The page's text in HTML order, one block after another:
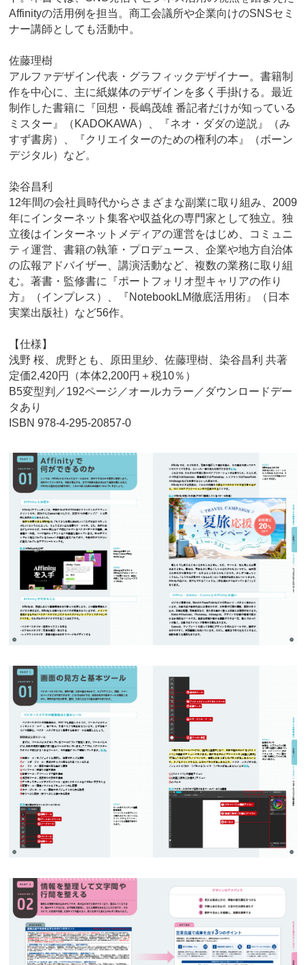
Affinityの活用例を担当。商工会議所や企業向けのSNSセミ
ナー講師としても活動中。
佐藤理樹
アルファデザイン代表・グラフィックデザイナー。書籍制
作を中心に、主に紙媒体のデザインを多く手掛ける。最近
制作した書籍に『回想・長嶋茂雄 番記者だけが知っている
ミスター』（KADOKAWA）、『ネオ・ダダの逆説』（み
すず書房）、『クリエイターのための権利の本』（ボーン
デジタル）など。
染谷昌利
12年間の会社員時代からさまざまな副業に取り組み、2009
年にインターネット集客や収益化の専門家として独立。独
立後はインターネットメディアの運営をはじめ、コミュニ
ティ運営、書籍の執筆・プロデュース、企業や地方自治体
の広報アドバイザー、講演活動など、複数の業務に取り組
む。著書・監修書に『ポートフォリオ型キャリアの作り
方』（インプレス）、『NotebookLM徹底活用術』（日本
実業出版社）など56作。
【仕様】
浅野 桜、虎野とも、原田里紗、佐藤理樹、染谷昌利 共著
定価2,420円（本体2,200円＋税10％）
B5変型判／192ページ／オールカラー／ダウンロードデー
タあり
ISBN 978-4-295-20857-0